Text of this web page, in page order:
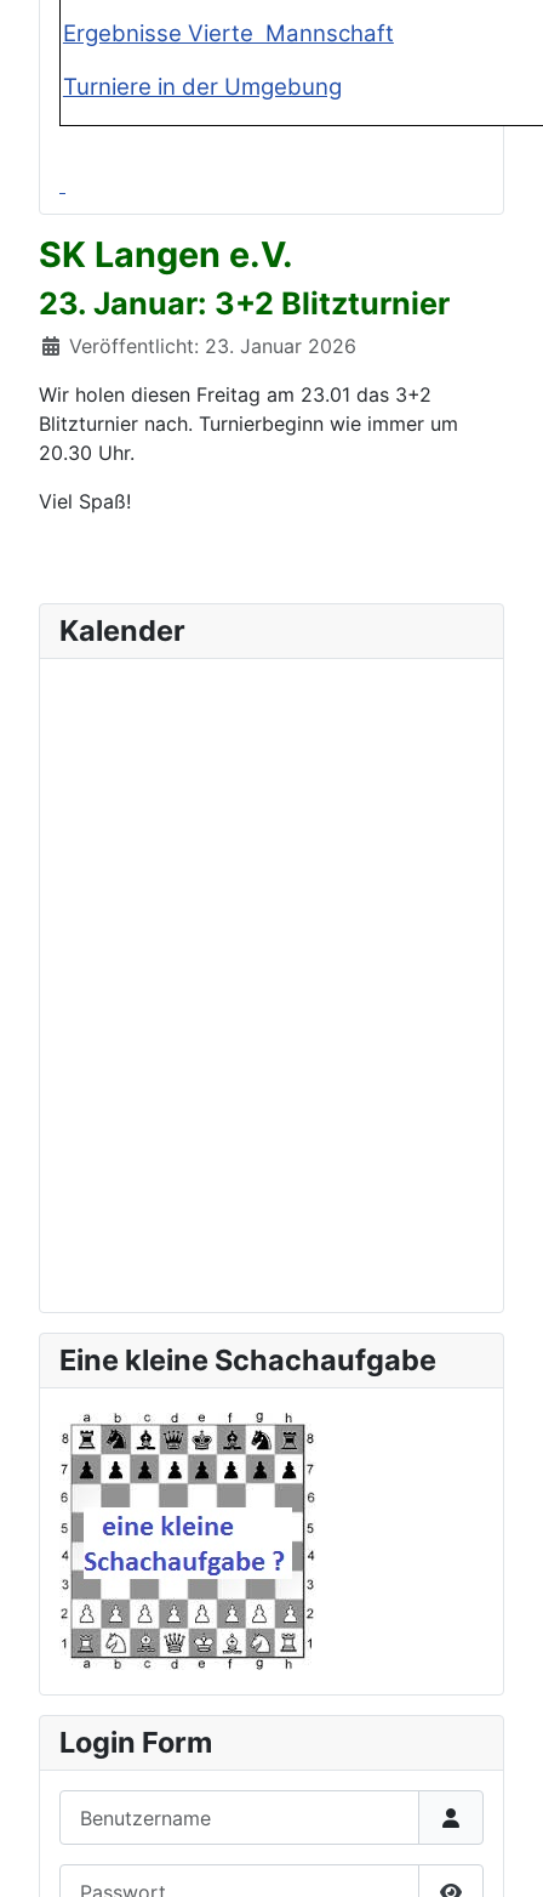
Ergebnisse Vierte Mannschaft
Turniere in der Umgebung
SK Langen e.V.
23. Januar: 3+2 Blitzturnier
Details
Veröffentlicht: 23. Januar 2026
Wir holen diesen Freitag am 23.01 das 3+2
Blitzturnier nach. Turnierbeginn wie immer um
20.30 Uhr.
Viel Spaß!
Kalender
Eine kleine Schachaufgabe
Login Form